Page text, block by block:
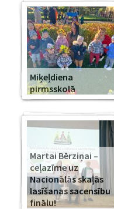
Miķeļdiena
pirmsskolā
Martai Bērziņai –
ceļazīme uz
Nacionālās skaļās
lasīšanas sacensību
finālu!